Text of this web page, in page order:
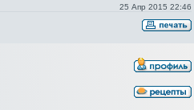
25 Апр 2015 22:46